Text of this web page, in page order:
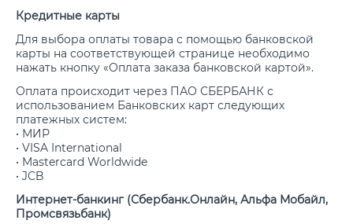
Кредитные карты
Для выбора оплаты товара с помощью банковской
карты на соответствующей странице необходимо
нажать кнопку «Оплата заказа банковской картой».
Оплата происходит через ПАО СБЕРБАНК с
использованием Банковских карт следующих
платежных систем:
• МИР
• VISA International
• Mastercard Worldwide
• JCB
Интернет-банкинг (Сбербанк.Онлайн, Альфа Мобайл,
Промсвязьбанк)